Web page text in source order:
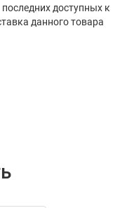
доступных к
данного товара